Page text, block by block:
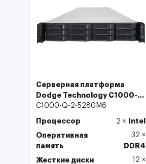
Серверная платформа
Dodge Technology C1000-
Q-2 2U 12×3.5" SAS/SATA
C1000-Q-2-5280M6
Процессор 2 ×
Intel
Оперативная
память
32 ×
DDR4
Жесткие диски
12 ×